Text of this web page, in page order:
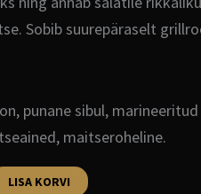
Sobib suurepäraselt
punane sibul,
maitseroheline.
LISA KORVI